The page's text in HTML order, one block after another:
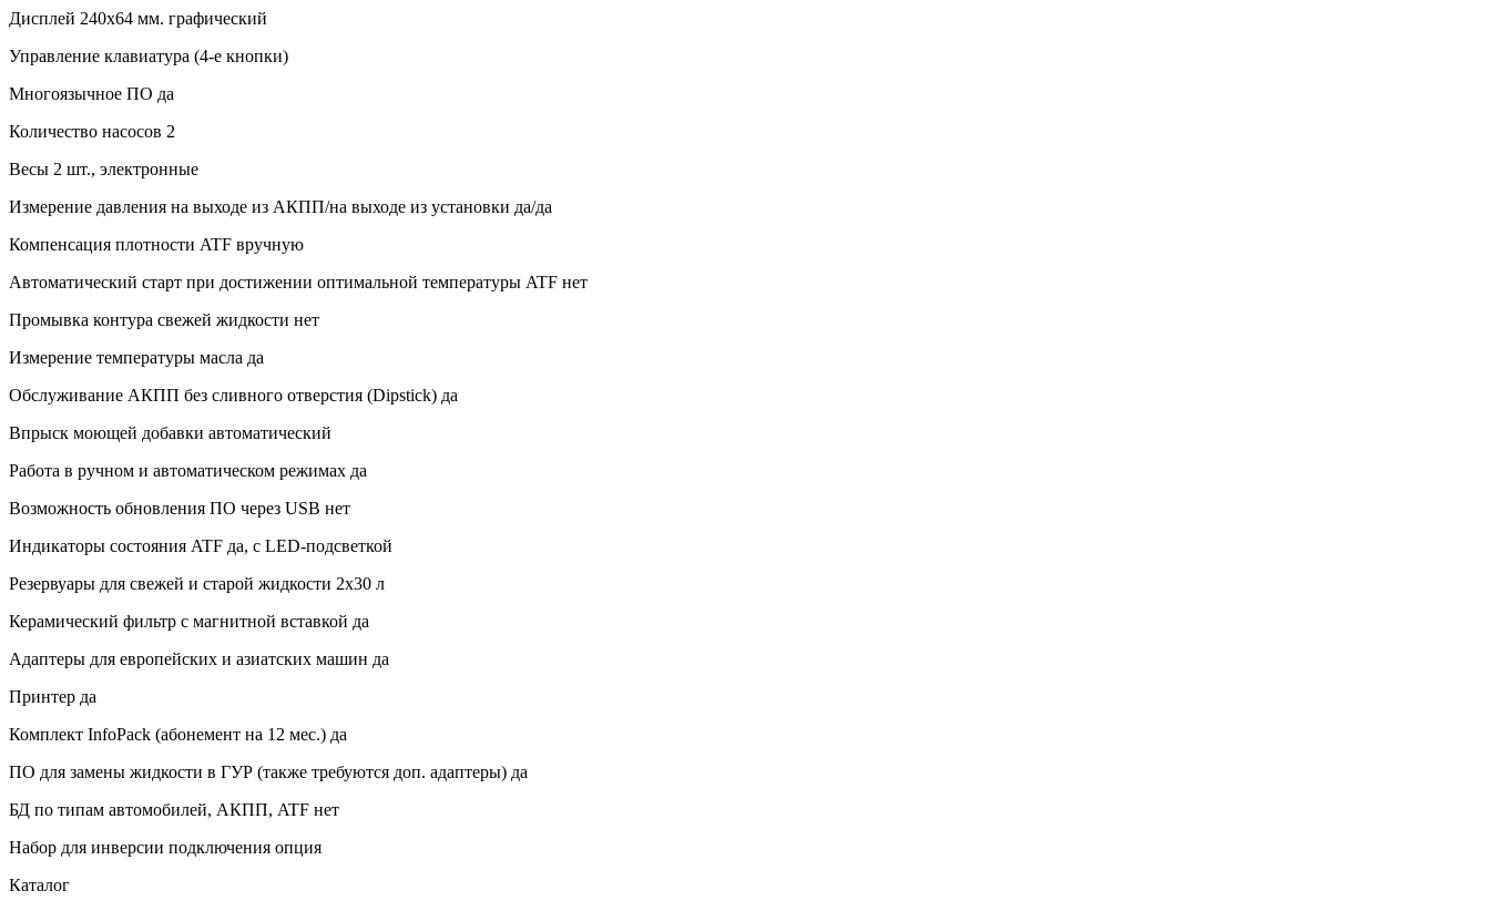
Дисплей 240х64 мм. графический
Управление клавиатура (4-е кнопки)
Многоязычное ПО да
Количество насосов 2
Весы 2 шт., электронные
Измерение давления на выходе из АКПП/на выходе из установки да/да
Компенсация плотности ATF вручную
Автоматический старт при достижении оптимальной температуры ATF нет
Промывка контура свежей жидкости нет
Измерение температуры масла да
Обслуживание АКПП без сливного отверстия (Dipstick) да
Впрыск моющей добавки автоматический
Работа в ручном и автоматическом режимах да
Возможность обновления ПО через USB нет
Индикаторы состояния ATF да, с LED-подсветкой
Резервуары для свежей и старой жидкости 2х30 л
Керамический фильтр с магнитной вставкой да
Адаптеры для европейских и азиатских машин да
Принтер да
Комплект InfoPack (абонемент на 12 мес.) да
ПО для замены жидкости в ГУР (также требуются доп. адаптеры) да
БД по типам автомобилей, АКПП, ATF нет
Набор для инверсии подключения опция
Каталог